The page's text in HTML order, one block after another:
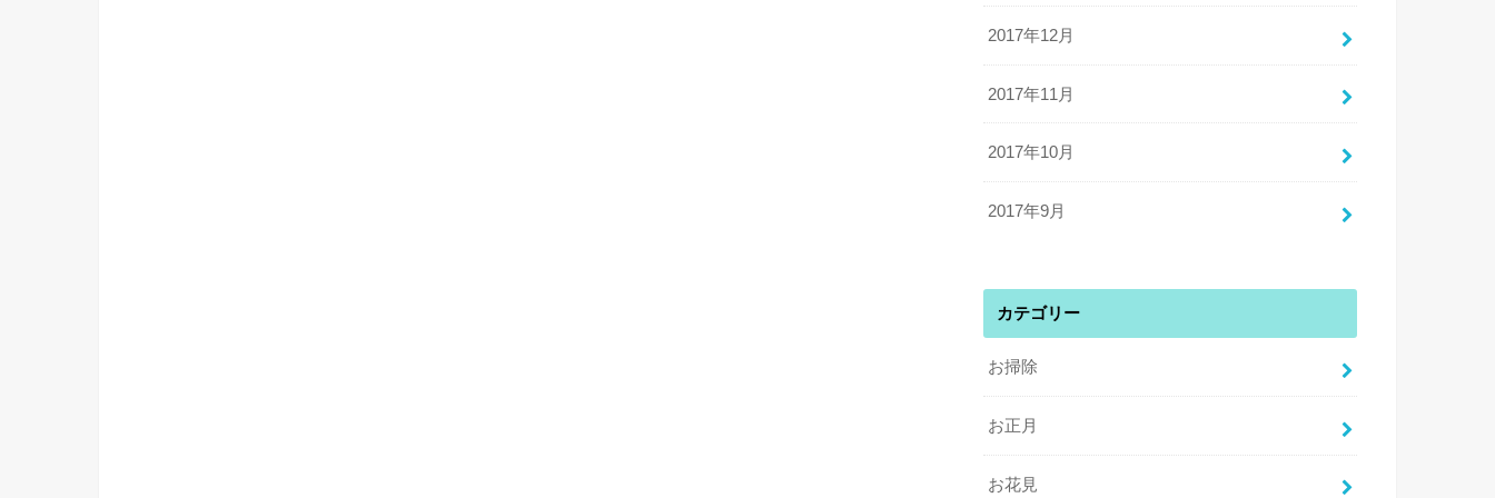
2017年12月
2017年11月
2017年10月
2017年9月
カテゴリー
お掃除
お正月
お花見